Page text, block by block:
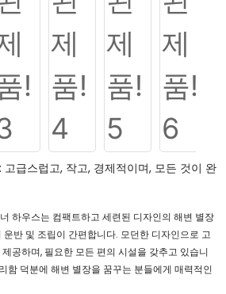
급스럽고, 작고, 경제적이며, 모든 것이 완
하우스는 컴팩트하고 세련된 디자인의 해변 별장
반 및 조립이 간편합니다. 모던한 디자인으로 고
공하며, 필요한 모든 편의 시설을 갖추고 있습니
함 덕분에 해변 별장을 꿈꾸는 분들에게 매력적인